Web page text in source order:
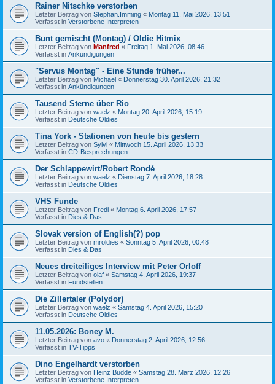
Rainer Nitschke verstorben
Letzter Beitrag von Stephan.Imming « Montag 11. Mai 2026, 13:51
Verfasst in Verstorbene Interpreten
Bunt gemischt (Montag) / Oldie Hitmix
Letzter Beitrag von Manfred « Freitag 1. Mai 2026, 08:46
Verfasst in Ankündigungen
"Servus Montag" - Eine Stunde früher...
Letzter Beitrag von Michael « Donnerstag 30. April 2026, 21:32
Verfasst in Ankündigungen
Tausend Sterne über Rio
Letzter Beitrag von waelz « Montag 20. April 2026, 15:19
Verfasst in Deutsche Oldies
Tina York - Stationen von heute bis gestern
Letzter Beitrag von Sylvi « Mittwoch 15. April 2026, 13:33
Verfasst in CD-Besprechungen
Der Schlappewirt/Robert Rondé
Letzter Beitrag von waelz « Dienstag 7. April 2026, 18:28
Verfasst in Deutsche Oldies
VHS Funde
Letzter Beitrag von Fredi « Montag 6. April 2026, 17:57
Verfasst in Dies & Das
Slovak version of English(?) pop
Letzter Beitrag von mroldies « Sonntag 5. April 2026, 00:48
Verfasst in Dies & Das
Neues dreiteiliges Interview mit Peter Orloff
Letzter Beitrag von olaf « Samstag 4. April 2026, 19:37
Verfasst in Fundstellen
Die Zillertaler (Polydor)
Letzter Beitrag von waelz « Samstag 4. April 2026, 15:20
Verfasst in Deutsche Oldies
11.05.2026: Boney M.
Letzter Beitrag von avo « Donnerstag 2. April 2026, 12:56
Verfasst in TV-Tipps
Dino Engelhardt verstorben
Letzter Beitrag von Heinz Budde « Samstag 28. März 2026, 12:26
Verfasst in Verstorbene Interpreten